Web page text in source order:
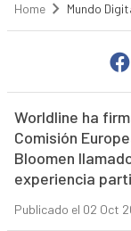
Home Mundo
Worldline ha
Comisión
Bloomen
experiencia
Publicado el 02 Oct